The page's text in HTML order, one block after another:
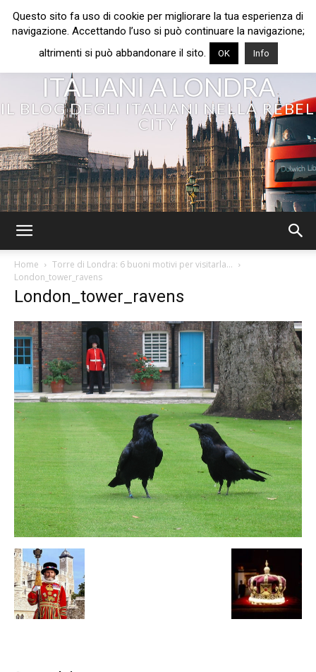
ITALIANI A LONDRA
IL BLOG DEGLI ITALIANI NELLA REBEL
CITY
Home
Torre di Londra: 6 buoni motivi per visitarla…
London_tower_ravens
London_tower_ravens
Questo sito fa uso di cookie per migliorare la tua esperienza di
navigazione. Accettando l’uso si può continuare la navigazione;
altrimenti si può abbandonare il sito.
OK Info